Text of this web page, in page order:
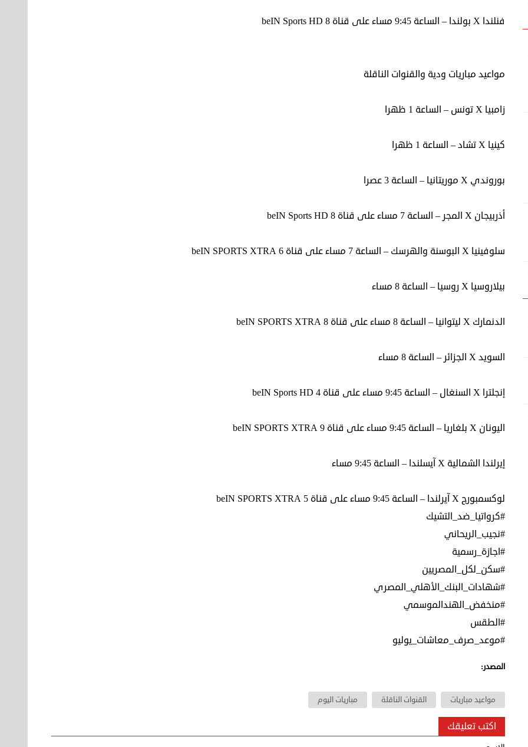
فنلندا X بولندا – الساعة 9:45 مساء على قناة beIN Sports HD 8
مواعيد مباريات ودية والقنوات الناقلة
زامبيا X تونس – الساعة 1 ظهرا
كينيا X تشاد – الساعة 1 ظهرا
بوروندي X موريتانيا – الساعة 3 عصرا
أذربيجان X المجر – الساعة 7 مساء على قناة beIN Sports HD 8
سلوفينيا X البوسنة والهرسك – الساعة 7 مساء على قناة beIN SPORTS XTRA 6
بيلاروسيا X روسيا – الساعة 8 مساء
الدنمارك X ليتوانيا – الساعة 8 مساء على قناة beIN SPORTS XTRA 8
السويد X الجزائر – الساعة 8 مساء
إنجلترا X السنغال – الساعة 9:45 مساء على قناة beIN Sports HD 4
اليونان X بلغاريا – الساعة 9:45 مساء على قناة beIN SPORTS XTRA 9
إيرلندا الشمالية X آيسلندا – الساعة 9:45 مساء
لوكسمبورج X آيرلندا – الساعة 9:45 مساء على قناة beIN SPORTS XTRA 5
#كرواتيا_ضد_التشيك
#نجيب_الريحاني
#اجازة_رسمية
#سكن_لكل_المصريين
#شهادات_البنك_الأهلي_المصري
#منخفض_الهندالموسمي
#الطقس
#موعد_صرف_معاشات_يوليو
المصدر:
مواعيد مباريات القنوات الناقلة مباريات اليوم
اكتب تعليقك